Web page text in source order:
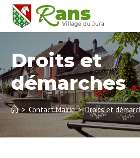
Droits et
démarches
> Contact Mairie > Droits et